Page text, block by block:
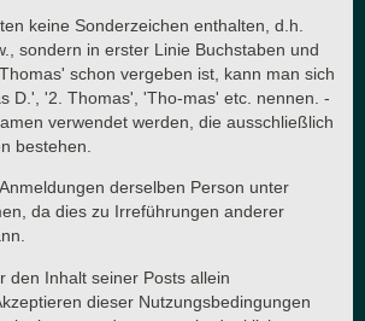
keine Sonderzeichen enthalten, d.h.
sondern in erster Linie Buchstaben und
schon vergeben ist, kann man sich
D.', '2. Thomas', 'Tho-mas' etc. nennen. -
verwendet werden, die ausschließlich
bestehen.
derselben Person unter
da dies zu Irreführungen anderer
den Inhalt seiner Posts allein
dieser Nutzungsbedingungen